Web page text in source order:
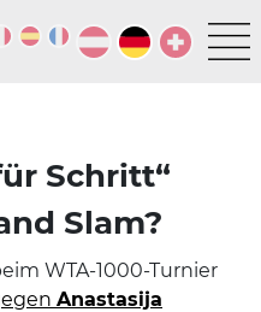
Schritt“
Slam?
WTA-1000-Turnier
Anastasija